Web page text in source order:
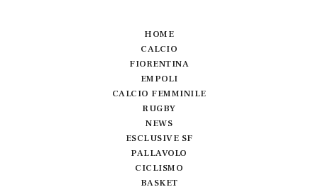
HOME
CALCIO
FIORENTINA
EMPOLI
CALCIO FEMMINILE
RUGBY
NEWS
ESCLUSIVE SF
PALLAVOLO
CICLISMO
BASKET